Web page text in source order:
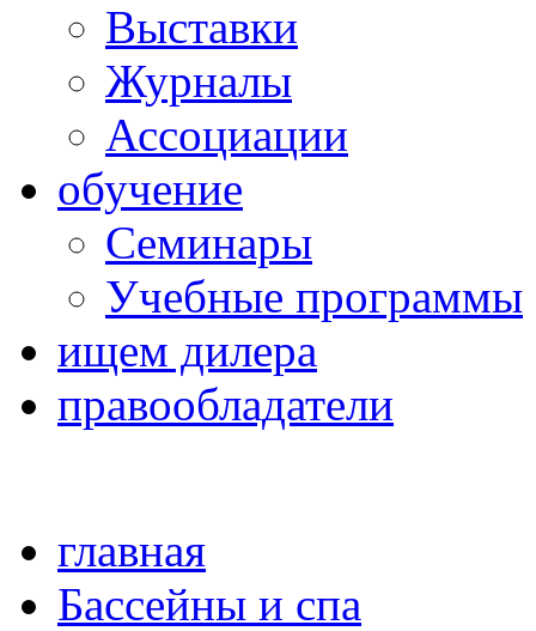
Выставки
Журналы
Ассоциации
обучение
Семинары
Учебные программы
ищем дилера
правообладатели
главная
Бассейны и спа